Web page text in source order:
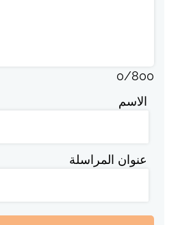
0/800
الاسم
عنوان المراسلة